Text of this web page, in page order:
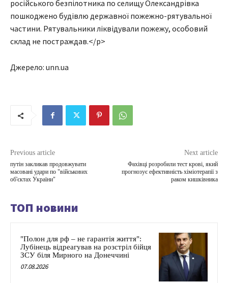
російського безпілотника по селищу Олександрівка
пошкоджено будівлю державної пожежно-рятувальної
частини. Рятувальники ліквідували пожежу, особовий
склад не постраждав.</p>
Джерело: unn.ua
Previous article
путін закликав продовжувати
масовані удари по "військових
об'єктах України"
Next article
Фахівці розробили тест крові, який
прогнозує ефективність хіміотерапії з
раком кишківника
ТОП новини
"Полон для рф – не гарантія життя":
Лубінець відреагував на розстріл бійця
ЗСУ біля Мирного на Донеччині
07.08.2026